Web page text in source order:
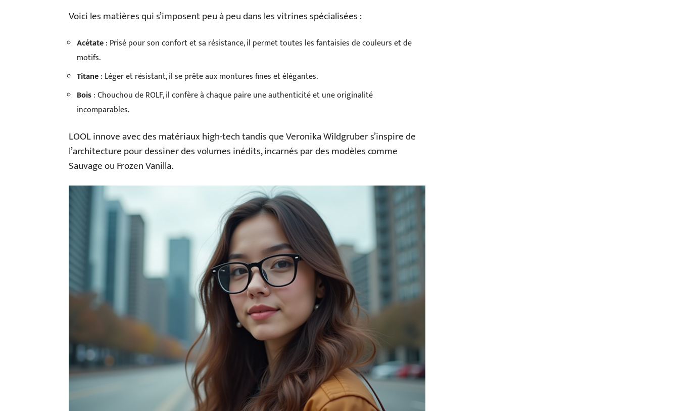
Voici les matières qui s’imposent peu à peu dans les vitrines spécialisées :
Acétate: Prisé pour son confort et sa résistance, il permet toutes les fantaisies de couleurs et de
motifs.
Titane: Léger et résistant, il se prête aux montures fines et élégantes.
Bois: Chouchou de ROLF, il confère à chaque paire une authenticité et une originalité
incomparables.
LOOL innove avec des matériaux high-tech tandis que Veronika Wildgruber s’inspire de
l’architecture pour dessiner des volumes inédits, incarnés par des modèles comme
Sauvage ou Frozen Vanilla.